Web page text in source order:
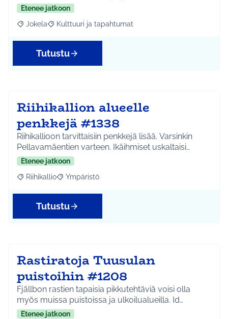
Etenee jatkoon
Rajaa tulokset aihepiirin mukaan: Jokela
Jokela Rajaa tulokset teeman mukaan: Kulttuuri ja
Kulttuuri ja tapahtumat
Tutustu
Riihikallion alueelle
penkkejä #1338
Riihikallioon tarvittaisiin penkkejä lisää. Varsinkin
Pellavamäentien varteen. Ikäihmiset uskaltaisi…
Etenee jatkoon
Rajaa tulokset aihepiirin mukaan: Riihikallio
Riihikallio Rajaa tulokset teeman mukaan: Ympäristö
Ympäristö
Tutustu
Rastiratoja Tuusulan
puistoihin #1208
Fjällbon rastien tapaisia pikkutehtäviä voisi olla
myös muissa puistoissa ja ulkoilualueilla. Id…
Etenee jatkoon